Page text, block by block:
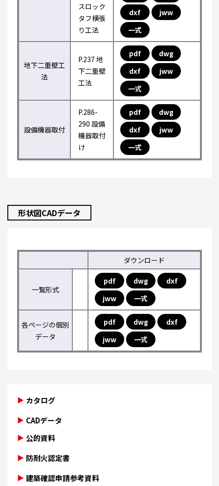
スロック
タフ横張
り工法
dxf
jww
一式
地下二重壁工
法
P.237 地
下二重壁
工法
pdf
dwg
dxf
jww
一式
設備機器取付
P.286-
290 設備
機器取付
け
pdf
dwg
dxf
jww
一式
形状図CADデータ
ダウンロード
一覧形式
pdf dwg
dxf
jww
一式
各ページの個別
データ
pdf dwg
dxf
jww
一式
カタログ
CADデータ
公的資料
防耐火認定書
建築確認申請参考資料